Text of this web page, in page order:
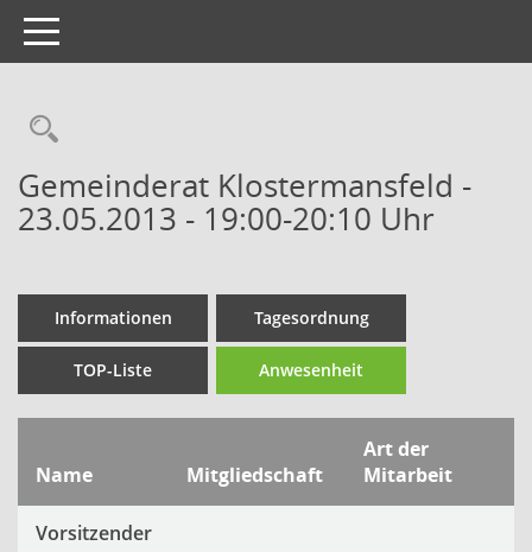
Toggle
navigation
Gemeinderat Klostermansfeld -
23.05.2013 - 19:00-20:10 Uhr
Informationen Tagesordnung
TOP-Liste Anwesenheit
Name Mitgliedschaft
Art der
Mitarbeit
Vorsitzender